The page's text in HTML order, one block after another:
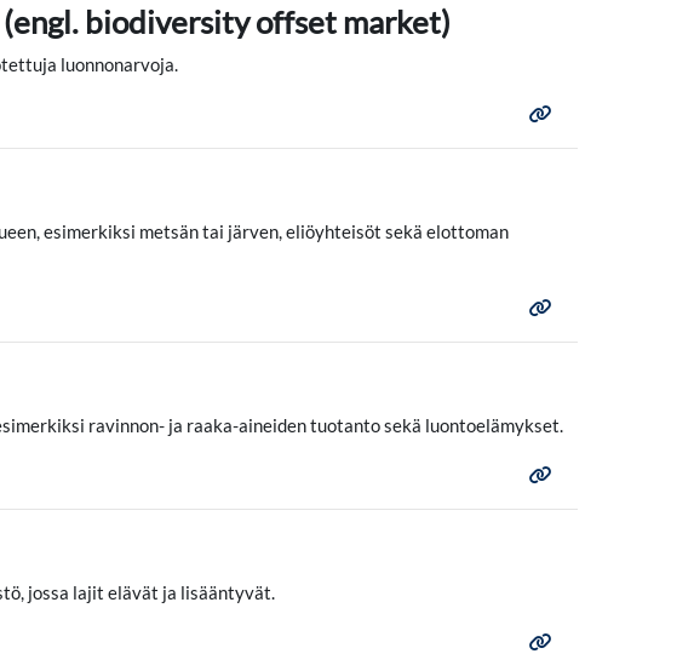
biodiversity offset market)
luonnonarvoja.
esimerkiksi metsän tai järven, eliöyhteisöt sekä elottoman
ravinnon- ja raaka-aineiden tuotanto sekä luontoelämykset.
jossa lajit elävät ja lisääntyvät.